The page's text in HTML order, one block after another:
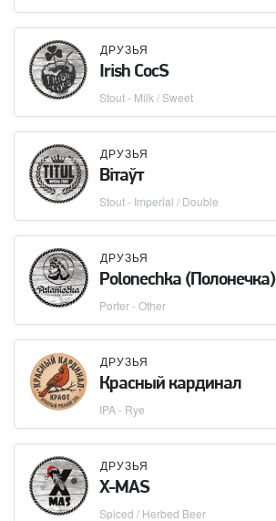
ДРУЗЬЯ
Irish CocS
Stout - Milk / Sweet
ДРУЗЬЯ
Вітаўт
Stout - Imperial / Double
ДРУЗЬЯ
Polonechka (Полонечка)
Porter - Other
ДРУЗЬЯ
Красный кардинал
IPA - Rye
ДРУЗЬЯ
X-MAS
Spiced / Herbed Beer